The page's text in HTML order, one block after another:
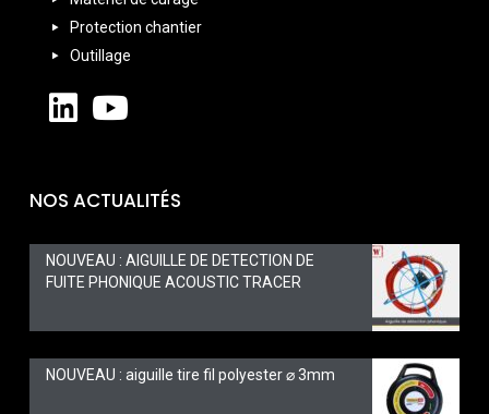
Protection chantier
Outillage
NOS ACTUALITÉS
NOUVEAU : AIGUILLE DE DETECTION DE
FUITE PHONIQUE ACOUSTIC TRACER
NOUVEAU : aiguille tire fil polyester ⌀ 3mm